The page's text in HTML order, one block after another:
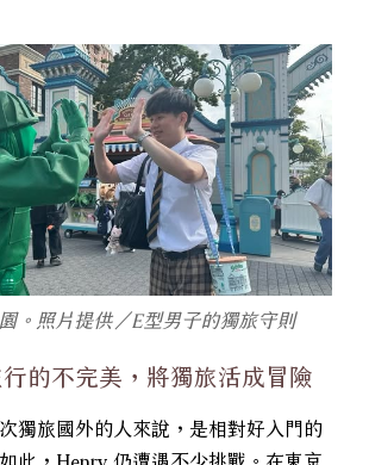
。照片提供／E型男子的獨旅守則
的不完美，將獨旅活成冒險
獨旅國外的人來說，是相對好入門的
此，Henry 仍遭遇不少挑戰。在東京